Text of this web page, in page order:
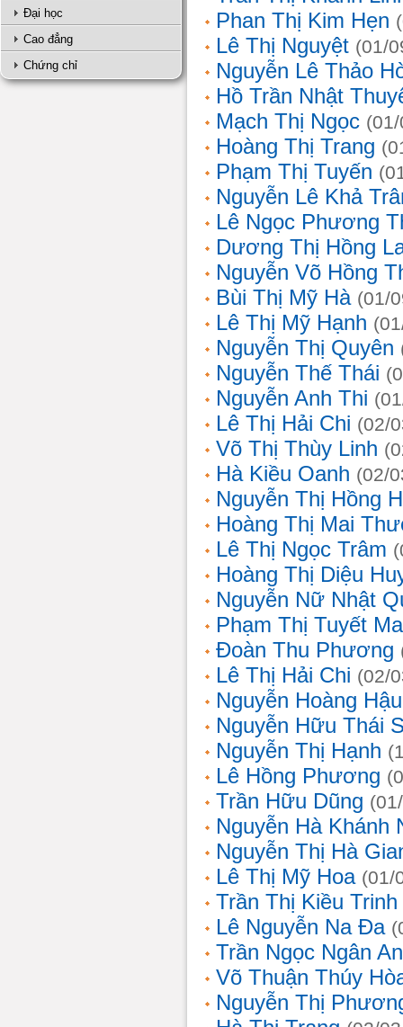
Đại học
Cao đẳng
Chứng chỉ
Phan Thị Kim Hẹn
Lê Thị Nguyệt (01/
Nguyễn Lê Thảo
Hồ Trần Nhật
Mạch Thị Ngọc
Hoàng Thị Trang
Phạm Thị Tuyến
Nguyễn Lê Khả
Lê Ngọc Phương
Dương Thị Hồng
Nguyễn Võ Hồng
Bùi Thị Mỹ Hà (01/
Lê Thị Mỹ Hạnh
Nguyễn Thị Quyên
Nguyễn Thế Thái
Nguyễn Anh Thi
Lê Thị Hải Chi (02/
Võ Thị Thùy Linh
Hà Kiều Oanh (02/
Nguyễn Thị Hồng
Hoàng Thị Mai
Lê Thị Ngọc Trâm
Hoàng Thị Diệu
Nguyễn Nữ Nhật
Phạm Thị Tuyết
Đoàn Thu Phương
Lê Thị Hải Chi (02/
Nguyễn Hoàng Hậu
Nguyễn Hữu Thái
Nguyễn Thị Hạnh
Lê Hồng Phương
Trần Hữu Dũng
Nguyễn Hà Khánh
Nguyễn Thị Hà
Lê Thị Mỹ Hoa (01/
Trần Thị Kiều Trinh
Lê Nguyễn Na Đa
Trần Ngọc Ngân
Võ Thuận Thúy
Nguyễn Thị